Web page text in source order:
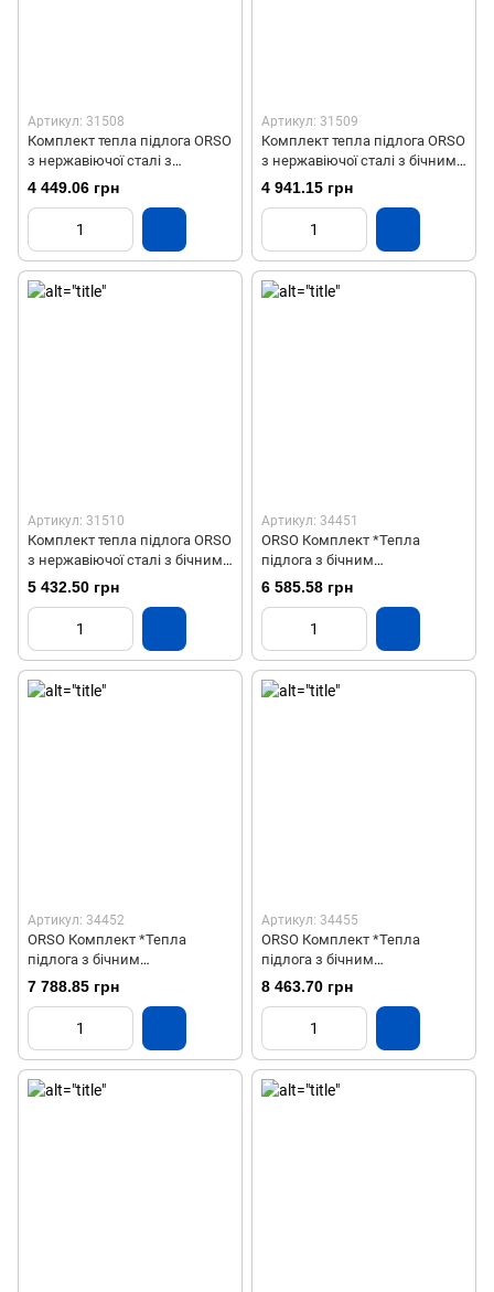
Артикул: 31508
Комплект тепла підлога ORSO
з нержавіючої сталі з
боковим підключенням на 4
4 449.06 грн
Артикул: 31509
Комплект тепла підлога ORSO
з нержавіючої сталі з бічним
підключенням на 5 виходів
4 941.15 грн
Артикул: 31510
Комплект тепла підлога ORSO
з нержавіючої сталі з бічним
підключенням на 6 виходів
5 432.50 грн
Артикул: 34451
ORSO Комплект *Тепла
підлога з бічним
підключенням
ЛАТУНЬ+ХРОМ 7 контурів
6 585.58 грн
Артикул: 34452
ORSO Комплект *Тепла
підлога з бічним
підключенням
ЛАТУНЬ+ХРОМ 9 контурів
7 788.85 грн
Артикул: 34455
ORSO Комплект *Тепла
підлога з бічним
підключенням
ЛАТУНЬ+ХРОМ 11 контурів
8 463.70 грн